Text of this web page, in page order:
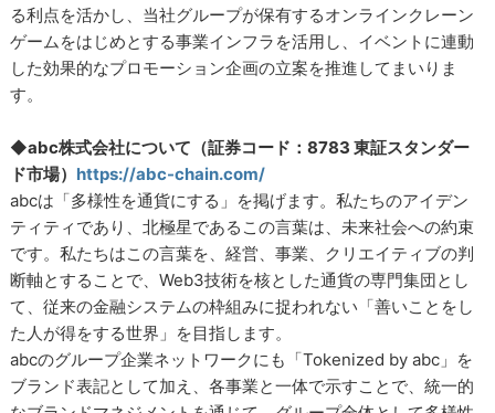
る利点を活かし、当社グループが保有するオンラインクレーン
ゲームをはじめとする事業インフラを活用し、イベントに連動
した効果的なプロモーション企画の立案を推進してまいりま
す。
◆abc株式会社について（証券コード：8783 東証スタンダー
ド市場） https://abc-chain.com/
abcは「多様性を通貨にする」を掲げます。私たちのアイデン
ティティであり、北極星であるこの言葉は、未来社会への約束
です。私たちはこの言葉を、経営、事業、クリエイティブの判
断軸とすることで、Web3技術を核とした通貨の専門集団とし
て、従来の金融システムの枠組みに捉われない「善いことをし
た人が得をする世界」を目指します。
abcのグループ企業ネットワークにも「Tokenized by abc」を
ブランド表記として加え、各事業と一体で示すことで、統一的